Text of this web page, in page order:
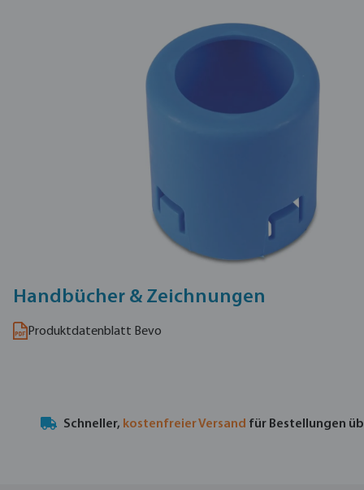
Handbücher & Zeichnungen
Produktdatenblatt Bevo
Schneller, kostenfreier Versand für Bestellungen